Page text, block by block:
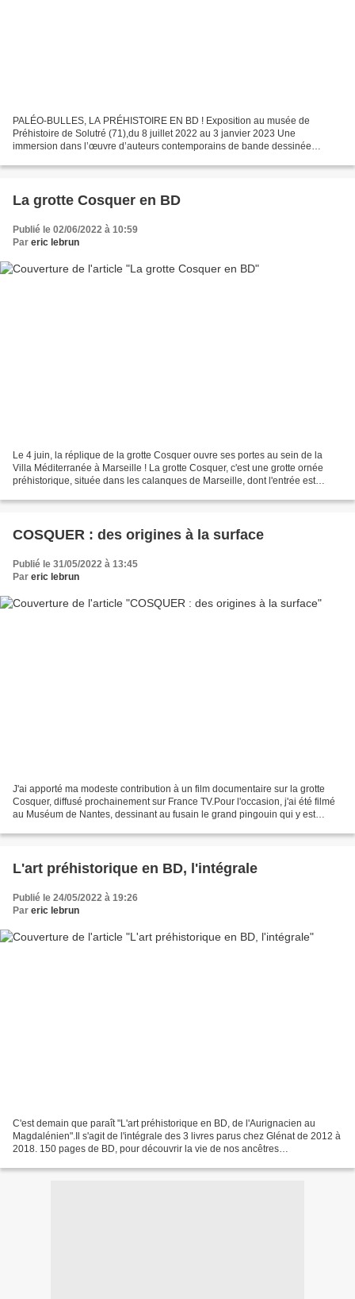
PALÉO-BULLES, LA PRÉHISTOIRE EN BD ! Exposition au musée de
Préhistoire de Solutré (71),du 8 juillet 2022 au 3 janvier 2023 Une
immersion dans l’œuvre d’auteurs contemporains de bande dessinée
La grotte Cosquer en BD
Publié le 02/06/2022 à 10:59
Par eric lebrun
Le 4 juin, la réplique de la grotte Cosquer ouvre ses portes au sein de la
Villa Méditerranée à Marseille ! La grotte Cosquer, c'est une grotte ornée
préhistorique, située dans les calanques de Marseille, dont l'entrée est
COSQUER : des origines à la surface
Publié le 31/05/2022 à 13:45
Par eric lebrun
J'ai apporté ma modeste contribution à un film documentaire sur la grotte
Cosquer, diffusé prochainement sur France TV.Pour l'occasion, j'ai été filmé
au Muséum de Nantes, dessinant au fusain le grand pingouin qui y est
L'art préhistorique en BD, l'intégrale
Publié le 24/05/2022 à 19:26
Par eric lebrun
C'est demain que paraît "L'art préhistorique en BD, de l'Aurignacien au
Magdalénien".Il s'agit de l'intégrale des 3 livres parus chez Glénat de 2012 à
2018. 150 pages de BD, pour découvrir la vie de nos ancêtres